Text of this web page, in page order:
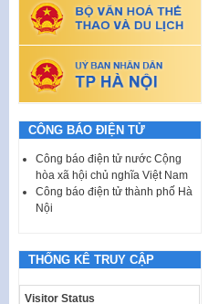
CÔNG BÁO ĐIỆN TỬ
Công báo điện tử nước Cộng
hòa xã hội chủ nghĩa Việt Nam
Công báo điện tử thành phố Hà
Nội
THỐNG KÊ TRUY CẬP
Visitor Status